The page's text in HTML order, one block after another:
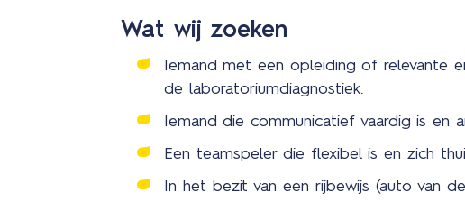
Wat wij zoeken
Iemand met een opleiding of relevante
de laboratoriumdiagnostiek.
Iemand die communicatief vaardig is en
Een teamspeler die flexibel is en zich
In het bezit van een rijbewijs (auto van